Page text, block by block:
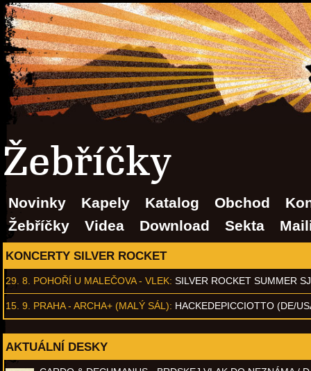
Žebříčky
Novinky Kapely Katalog Obchod
Žebříčky
Videa Download Sekta
KONCERTY SILVER ROCKET
29. 8. POHOŘÍ U MALEČOVA - VLEK: SILVER ROCKET SUMMER
15. 9. PRAHA - ARCHA+ (MALÝ SÁL): HACKEDEPICCIOTTO (DE/
AKTUÁLNÍ DESKY